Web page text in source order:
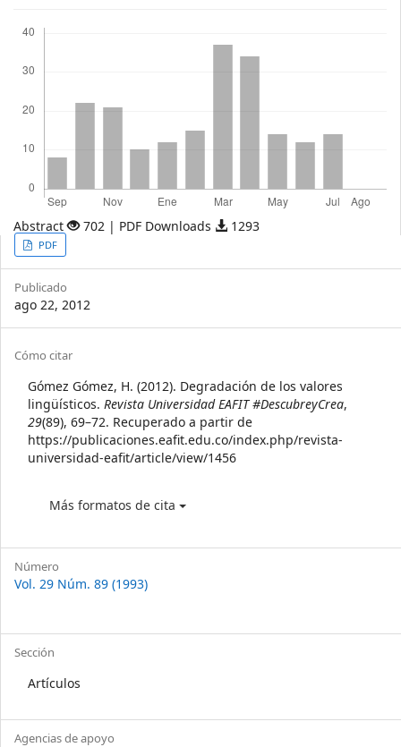
Abstract 702 | PDF Downloads 1293
Article
Sidebar
PDF
Publicado
ago 22, 2012
Article
Details
Cómo citar
Gómez Gómez, H. (2012). Degradación de los valores
lingüísticos. Revista Universidad EAFIT #DescubreyCrea,
29(89), 69–72. Recuperado a partir de
https://publicaciones.eafit.edu.co/index.php/revista-
universidad-eafit/article/view/1456
Más formatos de cita
Número
Vol. 29 Núm. 89 (1993)
Sección
Artículos
Agencias de apoyo